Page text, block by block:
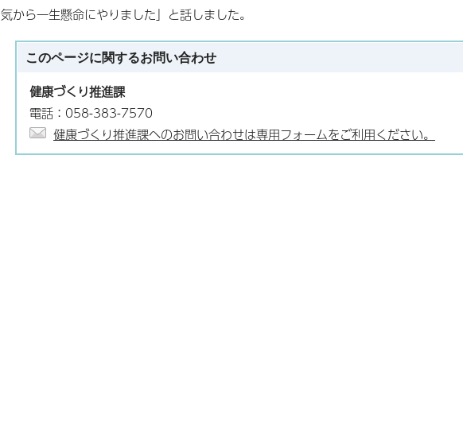
気から一生懸命にやりました」と話しました。
このページに関するお問い合わせ
健康づくり推進課
電話：058-383-7570
健康づくり推進課へのお問い合わせは専用フォームをご利用ください。